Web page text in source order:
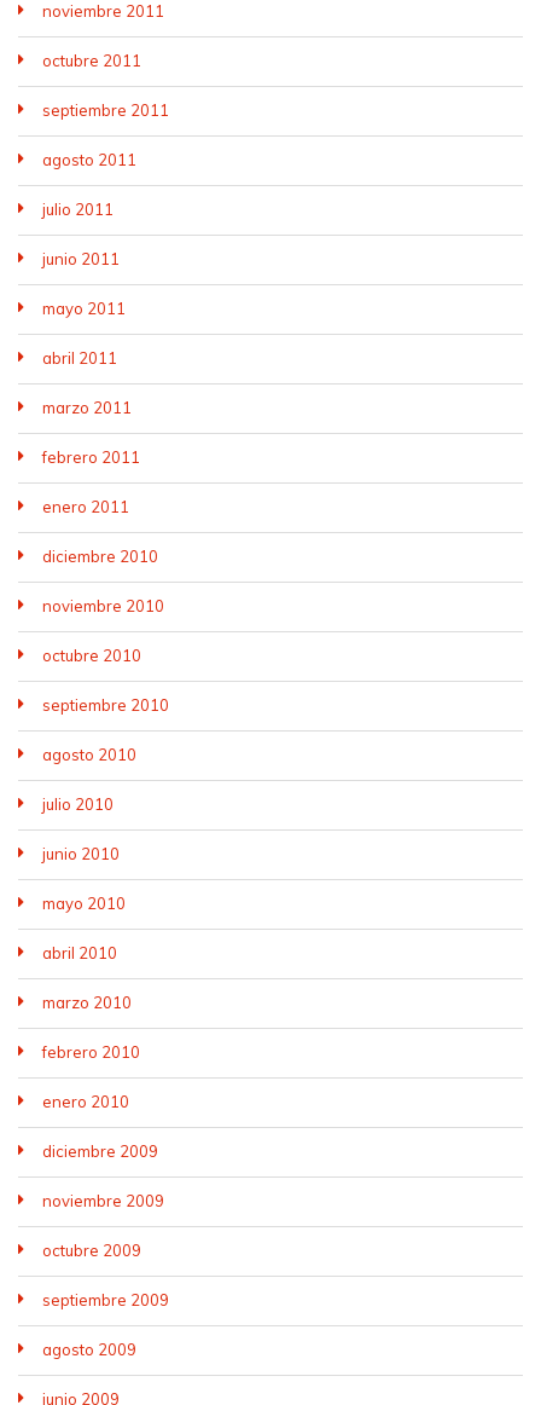
noviembre 2011
octubre 2011
septiembre 2011
agosto 2011
julio 2011
junio 2011
mayo 2011
abril 2011
marzo 2011
febrero 2011
enero 2011
diciembre 2010
noviembre 2010
octubre 2010
septiembre 2010
agosto 2010
julio 2010
junio 2010
mayo 2010
abril 2010
marzo 2010
febrero 2010
enero 2010
diciembre 2009
noviembre 2009
octubre 2009
septiembre 2009
agosto 2009
junio 2009